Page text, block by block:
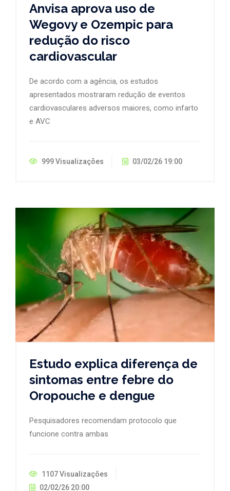
Anvisa aprova uso de
Wegovy e Ozempic para
redução do risco
cardiovascular
De acordo com a agência, os estudos
apresentados mostraram redução de eventos
cardiovasculares adversos maiores, como infarto
e AVC
999 Visualizações 03/02/26 19:00
Estudo explica diferença de
sintomas entre febre do
Oropouche e dengue
Pesquisadores recomendam protocolo que
funcione contra ambas
1107 Visualizações
02/02/26 20:00